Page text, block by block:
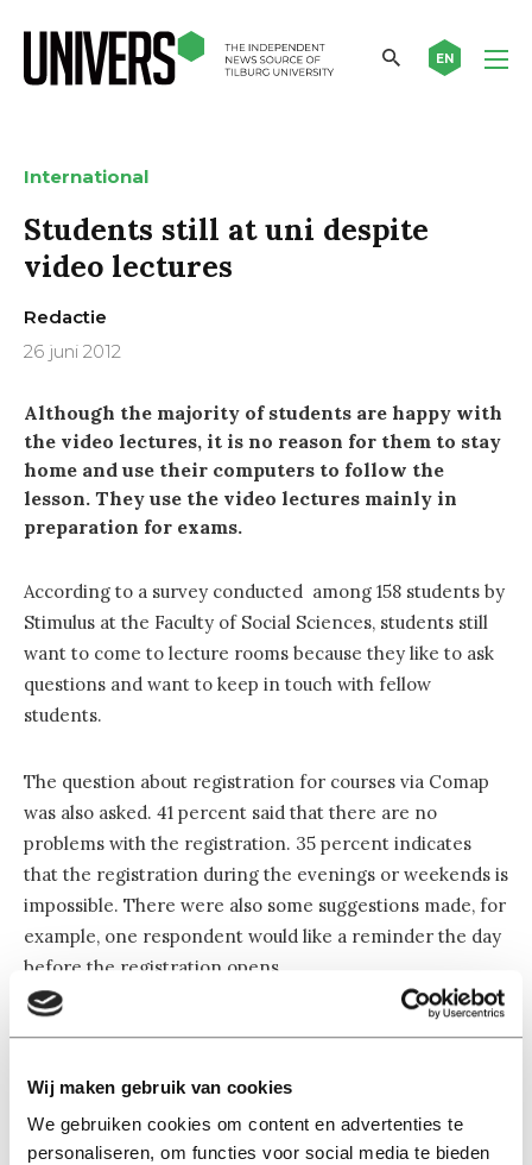
Wij maken gebruik van cookies
We gebruiken cookies om content en advertenties te
personaliseren, om functies voor social media te bieden
EN
International
Students still at uni despite
video lectures
Redactie
26 juni 2012
Although the majority of students are happy with
the video lectures, it is no reason for them to stay
home and use their computers to follow the
lesson. They use the video lectures mainly in
preparation for exams.
According to a survey conducted among 158 students by
Stimulus at the Faculty of Social Sciences, students still
want to come to lecture rooms because they like to ask
questions and want to keep in touch with fellow
students.
The question about registration for courses via Comap
was also asked. 41 percent said that there are no
problems with the registration. 35 percent indicates
that the registration during the evenings or weekends is
impossible. There were also some suggestions made, for
example, one respondent would like a reminder the day
before the registration opens.
Lees ook